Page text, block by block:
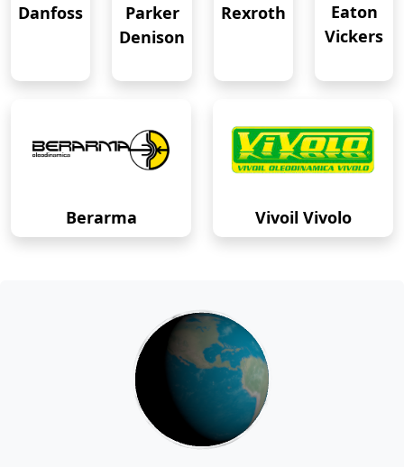
Danfoss
Parker
Denison
Rexroth
Eaton
Vickers
Berarma Vivoil Vivolo